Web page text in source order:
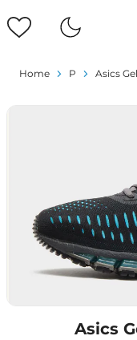
Home P Asics
Asics